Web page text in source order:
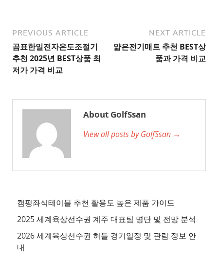
사
이
트
2
천
이
트
추
PREVIOUS ARTICLE
곰표한일전자온도조절기
추천 2025년 BEST상품 최
저가 가격 비교
NEXT ARTICLE
얇은전기매트 추천 BEST상
품과 가격 비교
About GolfSsan
View all posts by GolfSsan →
캠핑좌식테이블 추천 활용도 높은 제품 가이드
2025 세계육상선수권 계주 대표팀 명단 및 전망 분석
2026 세계육상선수권 허들 경기일정 및 관람 정보 안
내